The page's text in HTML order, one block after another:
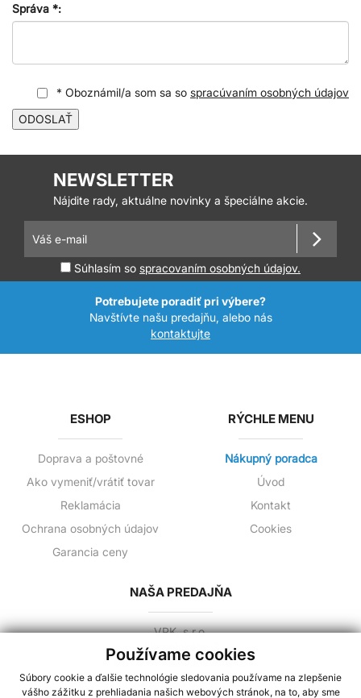
Používame cookies
Súbory cookie a ďalšie technológie sledovania používame na zlepšenie
vášho zážitku z prehliadania našich webových stránok, na to, aby sme
Správa *:
* Oboznámil/a som sa so spracúvaním osobných údajov
ODOSLAŤ
NEWSLETTER
Nájdite rady, aktuálne novinky a špeciálne akcie.
Súhlasím so spracovaním osobných údajov.
Potrebujete poradiť pri výbere?
Navštívte našu predajňu, alebo nás
kontaktujte
ESHOP
Doprava a poštovné
Ako vymeniť/vrátiť tovar
Reklamácia
Ochrana osobných údajov
Garancia ceny
RÝCHLE MENU
Nákupný poradca
Úvod
Kontakt
Cookies
NAŠA PREDAJŇA
VPK, s.r.o.
Jilemnického 3
081 02 Prešov,Slovensko
+421 944 258 730